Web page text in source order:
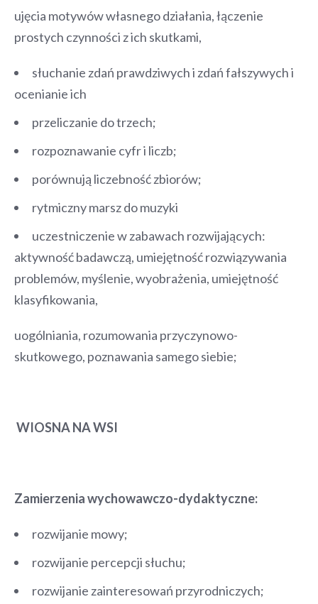
ujęcia motywów własnego działania, łączenie
prostych czynności z ich skutkami,
słuchanie zdań prawdziwych i zdań fałszywych i
ocenianie ich
przeliczanie do trzech;
rozpoznawanie cyfr i liczb;
porównują liczebność zbiorów;
rytmiczny marsz do muzyki
uczestniczenie w zabawach rozwijających:
aktywność badawczą, umiejętność rozwiązywania
problemów, myślenie, wyobrażenia, umiejętność
klasyfikowania,
uogólniania, rozumowania przyczynowo-
skutkowego, poznawania samego siebie;
WIOSNA NA WSI
Zamierzenia wychowawczo-dydaktyczne:
rozwijanie mowy;
rozwijanie percepcji słuchu;
rozwijanie zainteresowań przyrodniczych;